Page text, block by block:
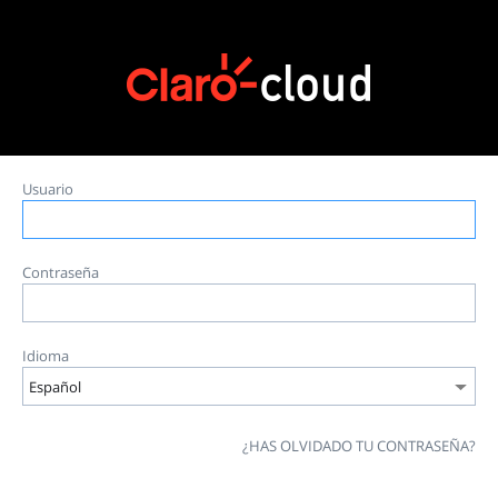
Usuario
Contraseña
Idioma
¿HAS OLVIDADO TU CONTRASEÑA?